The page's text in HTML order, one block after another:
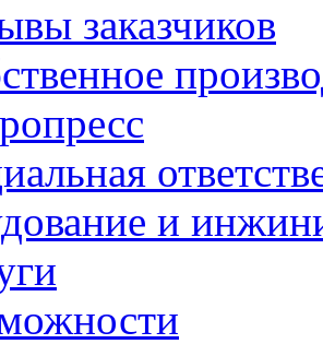
заказчиков
и